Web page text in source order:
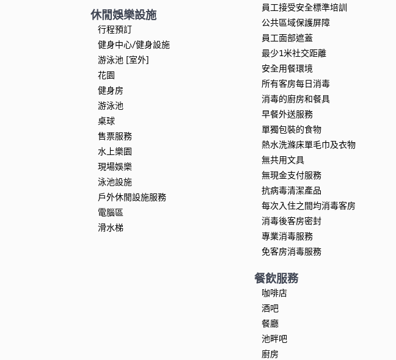
休閒娛樂設施
行程預訂
健身中心/健身設施
游泳池 [室外]
花園
健身房
游泳池
桌球
售票服務
水上樂園
現場娛樂
泳池設施
戶外休閒設施服務
電腦區
滑水梯
員工接受安全標準培訓
公共區域保護屏障
員工面部遮蓋
最少1米社交距離
安全用餐環境
所有客房每日消毒
消毒的廚房和餐具
早餐外送服務
單獨包裝的食物
熱水洗滌床單毛巾及衣物
無共用文具
無現金支付服務
抗病毒清潔產品
每次入住之間均消毒客房
消毒後客房密封
專業消毒服務
免客房消毒服務
餐飲服務
咖啡店
酒吧
餐廳
池畔吧
廚房